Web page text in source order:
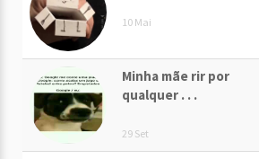
10 Mai
Minha mãe rir por
qualquer . . .
29 Set